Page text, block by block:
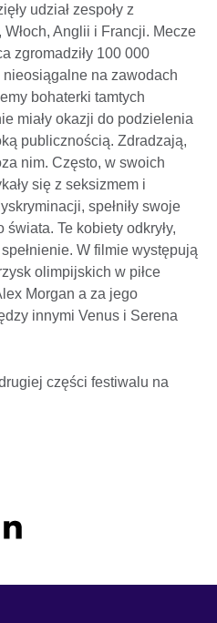
udział zespoły z
Anglii i Francji. Mecze
zgromadziły 100 000
nieosiągalne na zawodach
bohaterki tamtych
miały okazji do podzielenia
publicznością. Zdradzają,
nim. Często, w swoich
się z seksizmem i
spełniły swoje
świata. Te kobiety odkryły,
W filmie występują
olimpijskich w piłce
Morgan a za jego
innymi Venus i Serena
części festiwalu na